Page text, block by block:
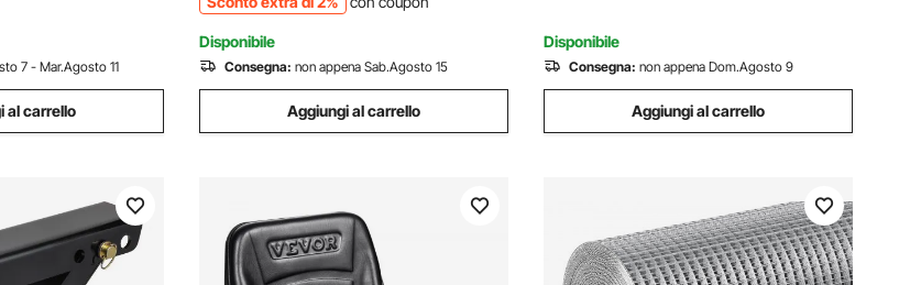
7 - Mar.Agosto 11
al carrello
Disponibile
Consegna: non appena Sab.Agosto 15
Aggiungi al carrello
Disponibile
Consegna: non appena Dom.Agosto 9
Aggiungi al carrello